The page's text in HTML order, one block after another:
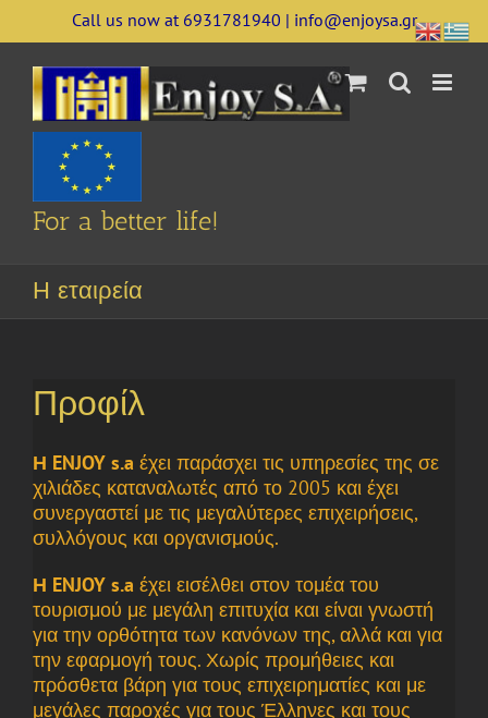
to
content
Call us now at 6931781940 | info@enjoysa.gr
For a better life!
Η εταιρεία
Προφίλ
Η ENJOY s.a έχει παράσχει τις υπηρεσίες της σε
χιλιάδες καταναλωτές από το 2005 και έχει
συνεργαστεί με τις μεγαλύτερες επιχειρήσεις,
συλλόγους και οργανισμούς.
Η ENJOY s.a έχει εισέλθει στον τομέα του
τουρισμού με μεγάλη επιτυχία και είναι γνωστή
για την ορθότητα των κανόνων της, αλλά και για
την εφαρμογή τους. Χωρίς προμήθειες και
πρόσθετα βάρη για τους επιχειρηματίες και με
μεγάλες παροχές για τους Έλληνες και τους